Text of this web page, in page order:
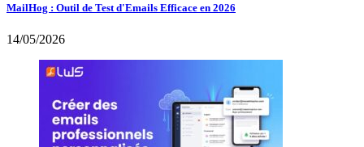
MailHog : Outil de Test d'Emails Efficace en 2026
14/05/2026